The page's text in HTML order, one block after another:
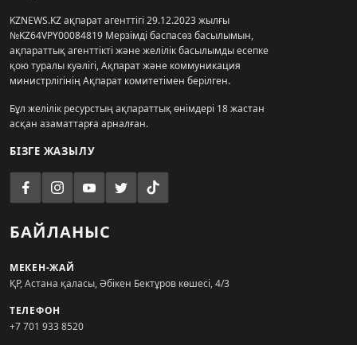
KZNEWS.KZ ақпарат агенттігі 29.12.2023 жылғы
№KZ64VPY00084819 Мерзімді баспасөз басылымын,
ақпараттық агенттікті және желілік басылымды есепке
қою туралы куәлігі, Ақпарат және коммуникация
министрлігінің Ақпарат комитетімен берілген.
Бұл желілік ресурстың ақпараттық өнімдері 18 жастан
асқан азаматтарға арналған.
БІЗГЕ ЖАЗЫЛУ
БАЙЛАНЫС
МЕКЕН-ЖАЙ
ҚР, Астана қаласы, Әбікен Бектұров көшесі, 4/3
ТЕЛЕФОН
+7 701 933 8520